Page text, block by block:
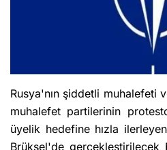
Rusya'nın şiddetli muhalefeti
muhalefet partilerinin
üyelik hedefine hızla
Brüksel'de gerçekleştirilecek